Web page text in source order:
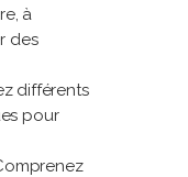
à
des
différents
pour